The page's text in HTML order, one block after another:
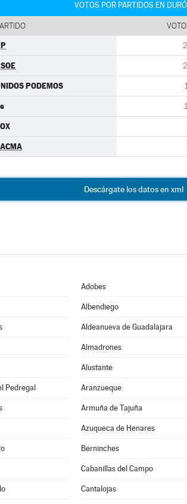
VOTOS POR PARTIDOS EN
PODEMOS
Descárgate los datos en xml
Adobes
Albendiego
Aldeanueva de Guadalajara
Almadrones
Alustante
Pedregal Aranzueque
Armuña de Tajuña
Azuqueca de Henares
Berninches
Cabanillas del Campo
Cantalojas